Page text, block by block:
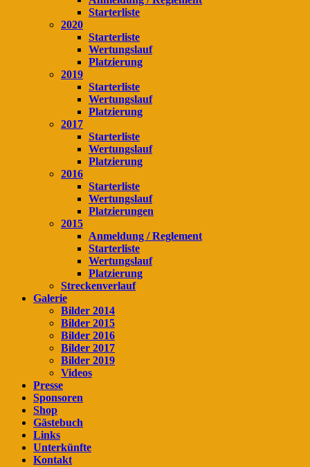
Starterliste
2020
Starterliste
Wertungslauf
Platzierung
2019
Starterliste
Wertungslauf
Platzierung
2017
Starterliste
Wertungslauf
Platzierung
2016
Starterliste
Wertungslauf
Platzierungen
2015
Anmeldung / Reglement
Starterliste
Wertungslauf
Platzierung
Streckenverlauf
Galerie
Bilder 2014
Bilder 2015
Bilder 2016
Bilder 2017
Bilder 2019
Videos
Presse
Sponsoren
Shop
Gästebuch
Links
Unterkünfte
Kontakt